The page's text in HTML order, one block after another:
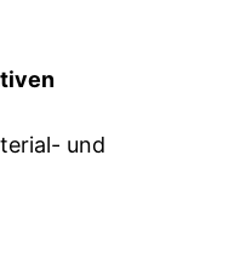
und